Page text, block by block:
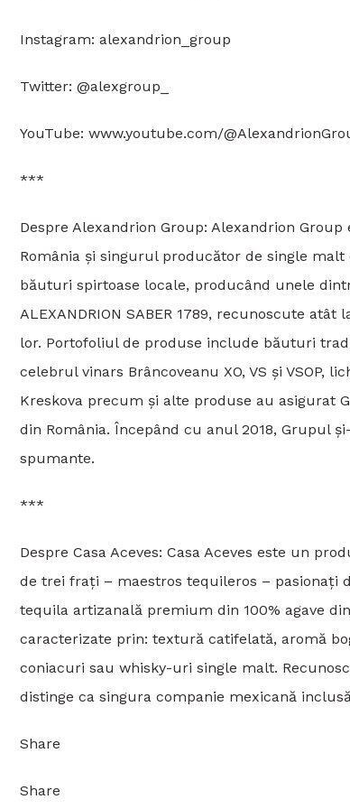
Instagram: alexandrion_group
Twitter: @alexgroup_
YouTube: www.youtube.com/
***
Despre Alexandrion Group: Alexandrion
România și singurul producător de single
băuturi spirtoase locale, producând unele
ALEXANDRION SABER 1789, recunoscute
lor. Portofoliul de produse include băuturi
celebrul vinars Brâncoveanu XO, VS și VSOP,
Kreskova precum și alte produse au asigurat
din România. Începând cu anul 2018, Grupul
spumante.
***
Despre Casa Aceves: Casa Aceves este un
de trei frați – maestros tequileros – pasionați
tequila artizanală premium din 100% agave
caracterizate prin: textură catifelată, aromă
coniacuri sau whisky-uri single malt.
distinge ca singura companie mexicană
Share
Share